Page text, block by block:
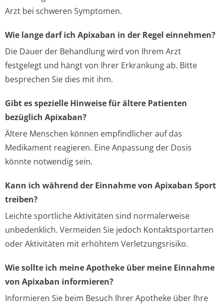
Arzt bei schweren Symptomen.
Wie lange darf ich Apixaban in der Regel einnehmen?
Die Dauer der Behandlung wird von Ihrem Arzt
festgelegt und hängt von Ihrer Erkrankung ab. Bitte
besprechen Sie dies mit ihm.
Gibt es spezielle Hinweise für ältere Patienten
bezüglich Apixaban?
Ältere Menschen können empfindlicher auf das
Medikament reagieren. Eine Anpassung der Dosis
könnte notwendig sein.
Kann ich während der Einnahme von Apixaban Sport
treiben?
Leichte sportliche Aktivitäten sind normalerweise
unbedenklich. Vermeiden Sie jedoch Kontaktsportarten
oder Aktivitäten mit erhöhtem Verletzungsrisiko.
Wie sollte ich meine Apotheke über meine Einnahme
von Apixaban informieren?
Informieren Sie beim Besuch Ihrer Apotheke über Ihre